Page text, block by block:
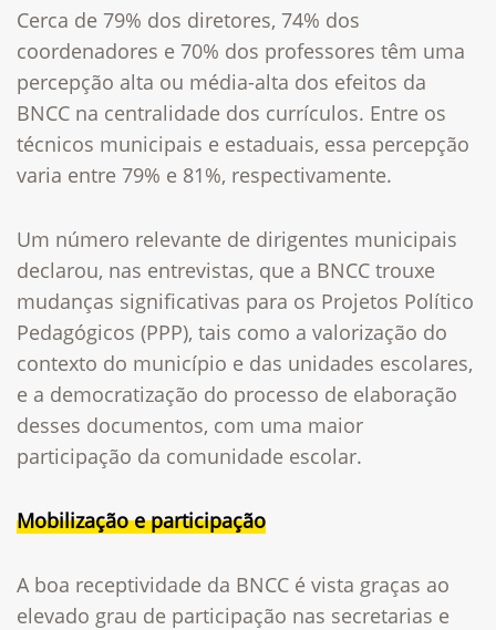
Cerca de 79% dos diretores, 74% dos
coordenadores e 70% dos professores têm uma
percepção alta ou média-alta dos efeitos da
BNCC na centralidade dos currículos. Entre os
técnicos municipais e estaduais, essa percepção
varia entre 79% e 81%, respectivamente.
Um número relevante de dirigentes municipais
declarou, nas entrevistas, que a BNCC trouxe
mudanças significativas para os Projetos Político
Pedagógicos (PPP), tais como a valorização do
contexto do município e das unidades escolares,
e a democratização do processo de elaboração
desses documentos, com uma maior
participação da comunidade escolar.
Mobilização e participação
A boa receptividade da BNCC é vista graças ao
elevado grau de participação nas secretarias e